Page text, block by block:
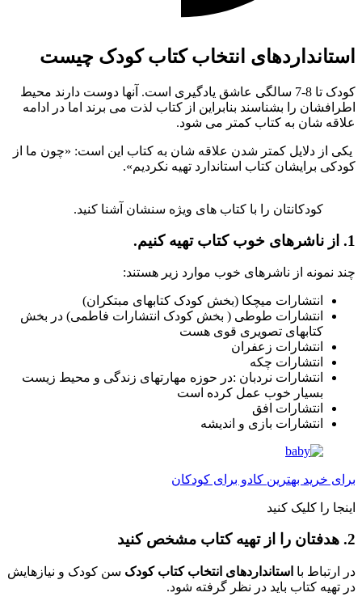
انتخاب کتاب کودک چیست
کودک تا 8-7 سالگی عاشق یادگیری است. آنها دوست دارند محیط
را بشناسند بنابراین از کتاب لذت می برند اما در ادامه
شان به کتاب کمتر می شود.
از دلایل کمتر شدن علاقه شان به کتاب این است: «چون ما از
برایشان کتاب استاندارد تهیه نکردیم».
کودکانتان را با کتاب های ویژه سنشان آشنا کنید.
نمونه از ناشرهای خوب موارد زیر هستند:
انتشارات میچکا (بخش کودک کتابهای مبتکران)
انتشارات طوطی ( بخش کودک انتشارات فاطمی) در بخش
کتابهای تصویری قوی هست
انتشارات زعفران
انتشارات چکه
انتشارات نردبان :در حوزه مهارتهای زندگی و محیط زیست
بسیار خوب عمل کرده است
انتشارات افق
انتشارات بازی و اندیشه
خرید بهترین کادو برای کودکان
را کلیک کنید
ارتباط با استانداردهای انتخاب کتاب کودکسن کودک و نیازهایش
تهیه کتاب باید در نظر گرفته شود.